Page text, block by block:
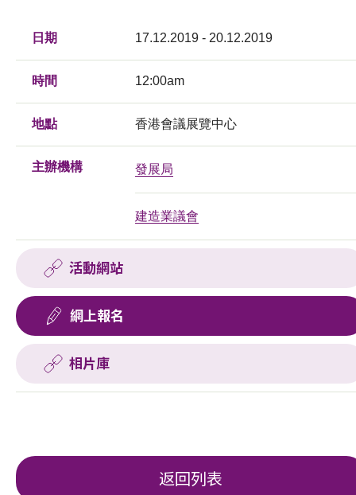
日期 17.12.2019 - 20.12.2019
時間 12:00am
地點 香港會議展覽中心
主辦機構 發展局
建造業議會
活動網站
網上報名
相片庫
返回列表